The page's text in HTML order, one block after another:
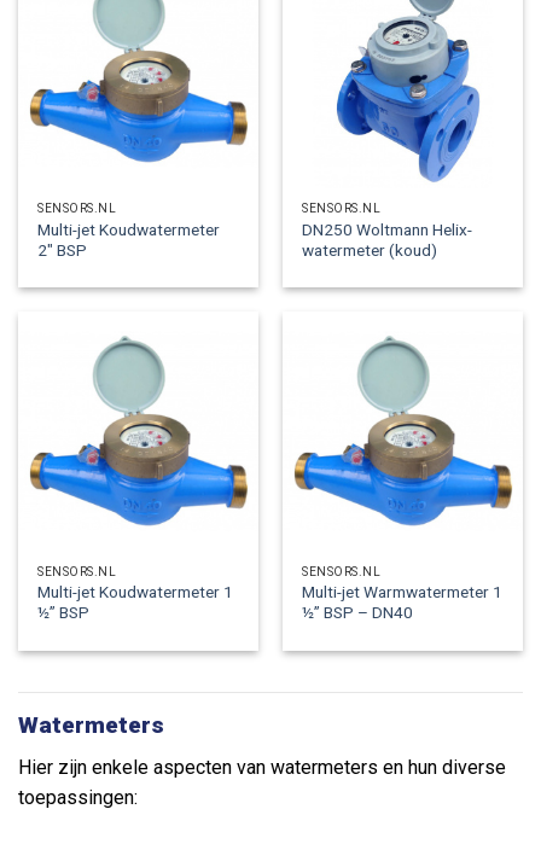
SENSORS.NL
Multi-jet Koudwatermeter
2″ BSP
SENSORS.NL
DN250 Woltmann Helix-
watermeter (koud)
SENSORS.NL
Multi-jet Koudwatermeter 1
½” BSP
SENSORS.NL
Multi-jet Warmwatermeter 1
½” BSP – DN40
Watermeters
Hier zijn enkele aspecten van watermeters en hun diverse
toepassingen: